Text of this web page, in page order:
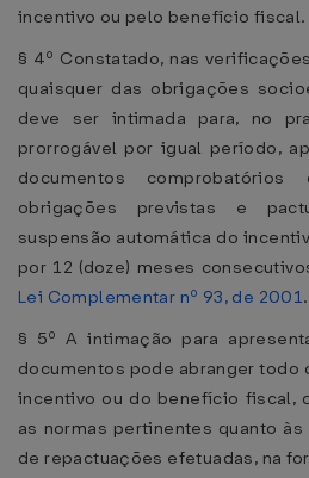
incentivo ou pelo benefício fiscal.
§ 4º Constatado, nas
quaisquer das obrigações
deve ser intimada para, no
prorrogável por igual período,
documentos
obrigações previstas e
suspensão automática do
por 12 (doze) meses
Lei Complementar nº 93, de 2001.
§ 5º A intimação para
documentos pode abranger todo
incentivo ou do benefício fiscal,
as normas pertinentes quanto
de repactuações efetuadas, na